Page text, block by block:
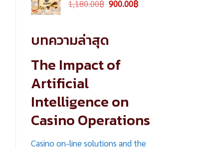
1,180.00฿ Original
900.00฿Current
บทความล่าสุด
The Impact of
Artificial
Intelligence on
Casino Operations
Casino on-line solutions and the